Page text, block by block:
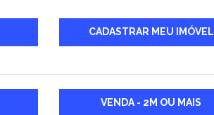
CADASTRAR MEU IMÓVEL
VENDA - 2M OU MAIS